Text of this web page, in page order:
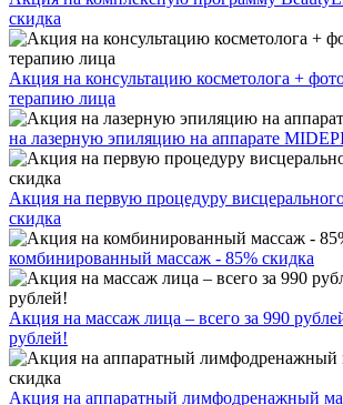
скидка
Акция на консультацию косметолога +
терапию лица
на лазерную эпиляцию на аппарате
Акция на первую процедуру
скидка
комбинированный массаж - 85% скидка
Акция на массаж лица – всего за 990
рублей!
Акция на аппаратный лимфодренажный